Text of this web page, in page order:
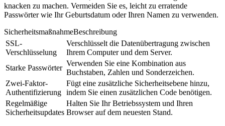
knacken zu machen. Vermeiden Sie es, leicht zu erratende
Passwörter wie Ihr Geburtsdatum oder Ihren Namen zu verwenden.
SicherheitsmaßnahmeBeschreibung
SSL-
Verschlüsselung
Verschlüsselt die Datenübertragung zwischen
Ihrem Computer und dem Server.
Starke Passwörter
Verwenden Sie eine Kombination aus
Buchstaben, Zahlen und Sonderzeichen.
Zwei-Faktor-
Authentifizierung
Fügt eine zusätzliche Sicherheitsebene hinzu,
indem Sie einen zusätzlichen Code benötigen.
Regelmäßige
Sicherheitsupdates
Halten Sie Ihr Betriebssystem und Ihren
Browser auf dem neuesten Stand.